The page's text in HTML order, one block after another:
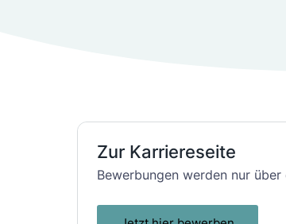
Zur Karriereseite
Bewerbungen werden nur